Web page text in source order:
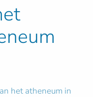
het atheneum in